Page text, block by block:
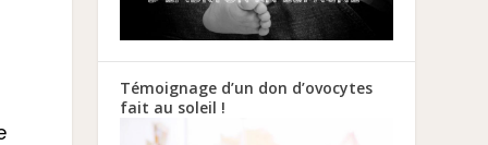
Témoignage d’un don d’ovocytes
fait au soleil !